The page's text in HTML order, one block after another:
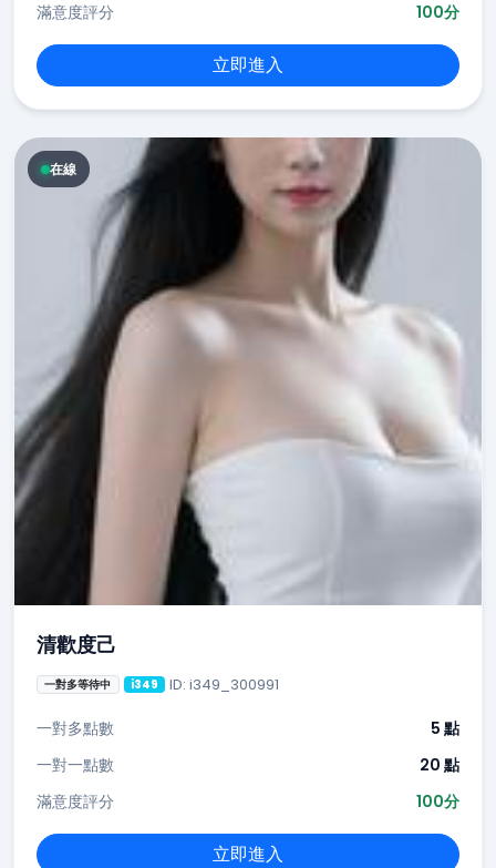
滿意度評分
100分
立即進入
在線
清歡度己
一對多等待中 i349 ID: i349_300991
一對多點數
5 點
一對一點數
20 點
滿意度評分
100分
立即進入